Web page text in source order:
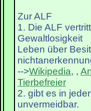
Zur ALF
1. Die ALF
Gewaltlosigkeit
Leben über
-->Wikipedia, ,
Tierbefreier
2. gibt es in
unvermeidbar.